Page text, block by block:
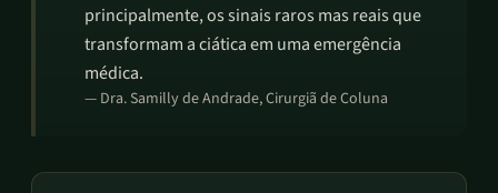
principalmente, os sinais raros mas reais que
transformam a ciática em uma emergência
médica.
— Dra. Samilly de Andrade, Cirurgiã de Coluna